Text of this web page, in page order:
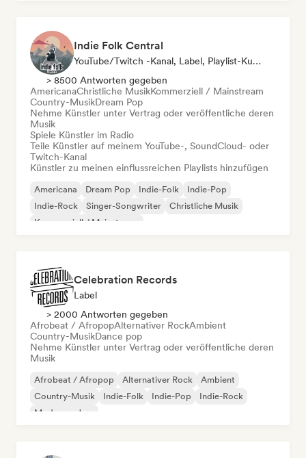
Indie Folk Central
YouTube/Twitch -Kanal, Label, Playlist-Kurator, Radiosender
> 8500 Antworten gegeben
AmericanaChristliche MusikKommerziell / Mainstream
Country-MusikDream Pop
Nehme Künstler unter Vertrag oder veröffentliche deren
Musik
Spiele Künstler im Radio
Teile Künstler auf meinem YouTube-, SoundCloud- oder
Twitch-Kanal
Künstler zu meinen einflussreichen Playlists hinzufügen
Americana Dream Pop Indie-Folk
Indie-Pop
Indie-Rock
Singer-Songwriter
Christliche Musik
Kommerziell / Mainstream
Celebration Records
Label
> 2000 Antworten gegeben
Afrobeat / AfropopAlternativer RockAmbient
Country-MusikDance pop
Nehme Künstler unter Vertrag oder veröffentliche deren
Musik
Afrobeat / Afropop Alternativer Rock
Ambient
Country-Musik
Indie-Folk Indie-Pop
Indie-Rock
Moderner Jazz